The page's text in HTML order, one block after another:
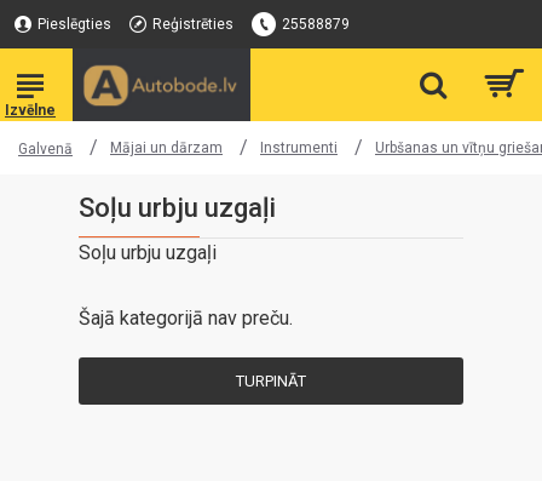
Pieslēgties Reģistrēties 25588879
Galvenā Mājai un dārzam Instrumenti Urbšanas un vītņu
Soļu urbju uzgaļi
Soļu urbju uzgaļi
Šajā kategorijā nav preču.
TURPINĀT